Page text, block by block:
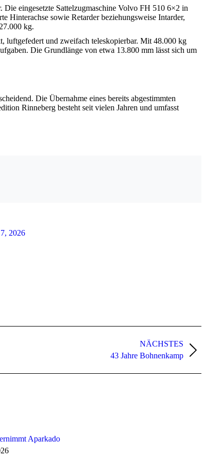
eingesetzte Sattelzugmaschine Volvo FH 510 6×2 in
sowie Retarder beziehungsweise Intarder,
kg.
luftgefedert und zweifach teleskopierbar. Mit 48.000 kg
Die Grundlänge von etwa 13.800 mm lässt sich um
Die Übernahme eines bereits abgestimmten
Rinneberg besteht seit vielen Jahren und umfasst
2026
NÄCHSTES
43 Jahre Bohnenkamp
Aparkado